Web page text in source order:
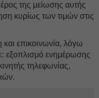
της μείωσης αυτής
κυρίως των τιμών στις
επικοινωνία, λόγω
εξοπλισμό ενημέρωσης
τηλεφωνίας,